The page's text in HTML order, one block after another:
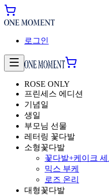
로그인
ROSE ONLY
프린세스 에디션
기념일
생일
부모님 선물
레터링 꽃다발
소형꽃다발
꽃다발+케이크 세
믹스 부케
로즈 온리
대형꽃다발